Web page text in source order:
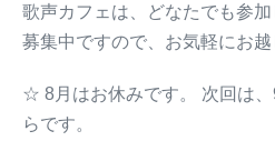
歌声カフェは、どなたでも参
募集中ですので、お気軽にお
☆ 8月はお休みです。 次回は
らです。